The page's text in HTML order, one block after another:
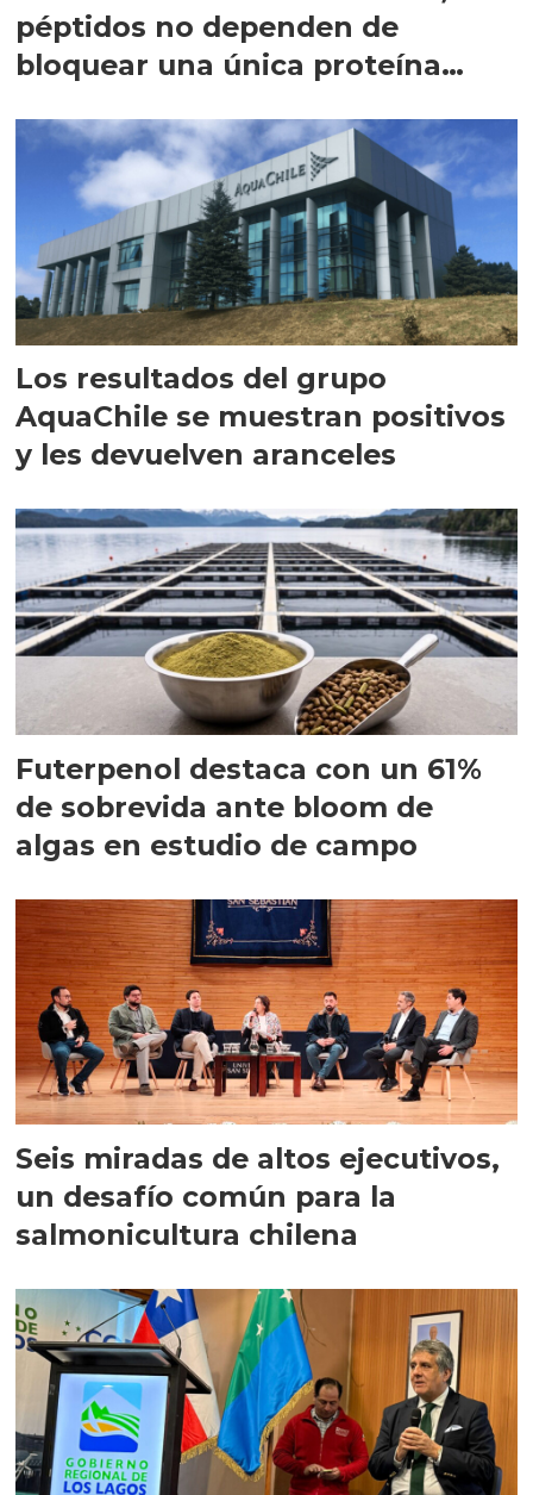
péptidos no dependen de
bloquear una única proteína
Los resultados del grupo
AquaChile se muestran positivos
y les devuelven aranceles
Futerpenol destaca con un 61%
de sobrevida ante bloom de
algas en estudio de campo
Seis miradas de altos ejecutivos,
un desafío común para la
salmonicultura chilena